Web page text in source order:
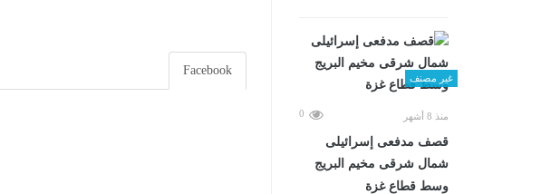
غير مصنف
منذ 8 أشهر 0
قصف مدفعى إسرائيلى
شمال شرقى مخيم البريج
وسط قطاع غزة
Facebook